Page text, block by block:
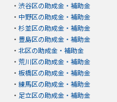
・ 渋谷区の助成金・補助金
・ 中野区の助成金・補助金
・ 杉並区の助成金・補助金
・ 豊島区の助成金・補助金
・ 北区の助成金・補助金
・ 荒川区の助成金・補助金
・ 板橋区の助成金・補助金
・ 練馬区の助成金・補助金
・ 足立区の助成金・補助金